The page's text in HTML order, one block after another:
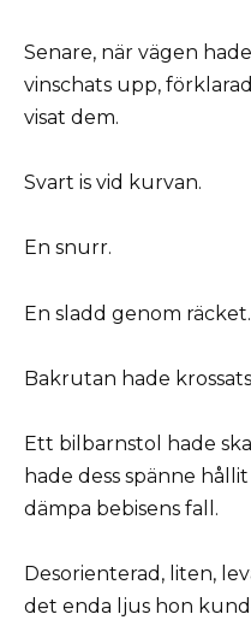
Senare, när vägen
vinschats upp,
visat dem.
Svart is vid kurvan.
En snurr.
En sladd genom räcket.
Bakrutan hade
Ett bilbarnstol hade
hade dess spänne
dämpa bebisens fall.
Desorienterad, liten,
det enda ljus hon